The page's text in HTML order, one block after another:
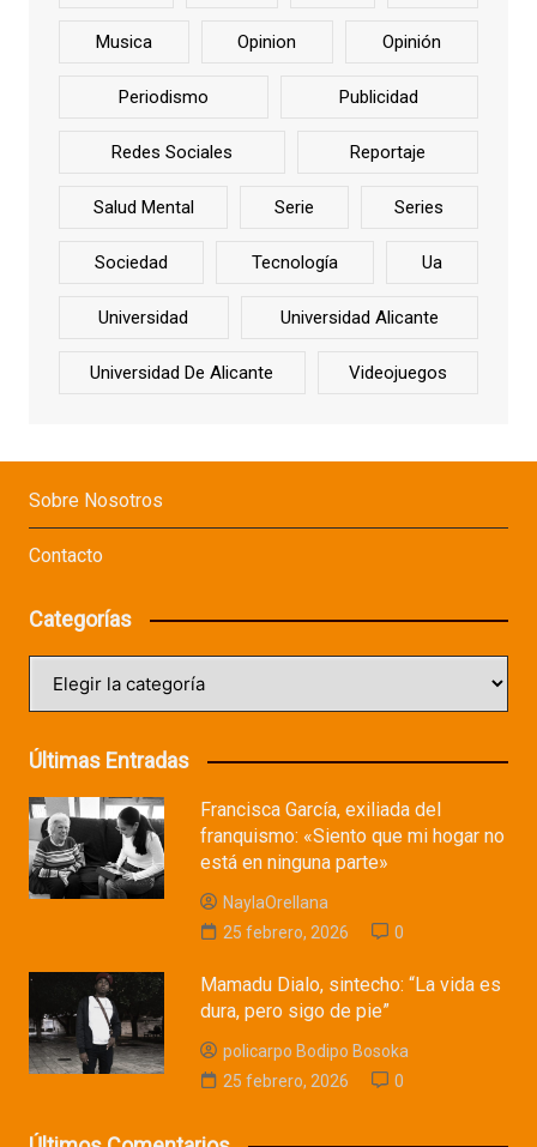
Musica Opinion Opinión
Periodismo Publicidad
Redes Sociales Reportaje
Salud Mental Serie Series
Sociedad Tecnología Ua
Universidad Universidad Alicante
Universidad De Alicante Videojuegos
Sobre Nosotros
Contacto
Categorías
Últimas Entradas
Francisca García, exiliada del
franquismo: «Siento que mi hogar no
está en ninguna parte»
NaylaOrellana
25 febrero, 2026
0
Mamadu Dialo, sintecho: “La vida es
dura, pero sigo de pie”
policarpo Bodipo Bosoka
25 febrero, 2026
0